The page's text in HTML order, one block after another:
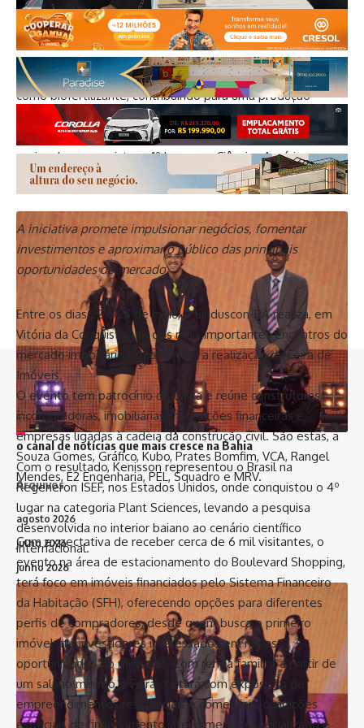
A pesquisa também aproveita os resíduos da erva-doce
como biofertilizante, contribuindo para uma produção
agrícola mais sustentável. O projeto foi aplicado em
fazendas parceiras de Barra do Choça e ganhou destaque
nacional ao conquistar o 1º lugar em Ciências Agrárias na
FEBRACE.
Com o resultado, Kenisson representou o Brasil na
Regeneron ISEF, nos Estados Unidos, onde conquistou o 4º
lugar na categoria Plant Sciences, levando a pesquisa
desenvolvida no interior baiano ao cenário científico
internacional.
A iniciativa promete impulsionar negócios, fomentar
investimentos e aproximar o público das principais
oportunidades do mercado
Entre os dias 22 e 24 de maio, o Sinduscon-BA realiza, em
Vitória da Conquista, um dos mais importantes encontros do
mercado imobiliário regional com a realização da Feira de
Imóveis.
O evento tem patrocínio da Caixa e reúne construtoras,
incorporadoras, imobiliárias, instituições financeiras e
empresas ligadas à cadeia da construção civil. São estas, a
Souza Gomes, Gráfico, Kubo, Prates Bomfim, VCA, Rangel
Mendes, E2 Engenharia, PEL, Squadro e MRV.
Com expectativa de receber cerca de 6 mil visitantes, o
evento na área de estacionamento do Boulevard Shopping,
terá foco em imóveis financiados pelo Sistema Financeiro
da Habitação (SFH), oferecendo opções para diferentes
perfis de compradores, desde quem busca o primeiro
imóvel até investidores interessados em novas
oportunidades do mercado. Com renda familiar a partir de
um salário mínimo, a Feira contará com exposição de
empreendimentos residenciais e comerciais, condições
especiais de financiamento, atendimento especializado e
//
I nfluenciamos mais de 8 mil pessoas todos os dias e somos
o canal de notícias que mais cresce na Bahia
Arquivos
agosto 2026
julho 2026
junho 2026
maio 2026
abril 2026
março 2026
fevereiro 2026
janeiro 2026
dezembro 2025